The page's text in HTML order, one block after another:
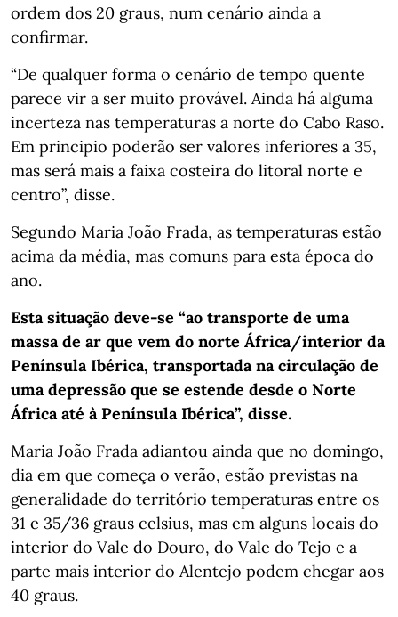
ordem dos 20 graus, num cenário ainda a
confirmar.
“De qualquer forma o cenário de tempo quente
parece vir a ser muito provável. Ainda há alguma
incerteza nas temperaturas a norte do Cabo Raso.
Em principio poderão ser valores inferiores a 35,
mas será mais a faixa costeira do litoral norte e
centro”, disse.
Segundo Maria João Frada, as temperaturas estão
acima da média, mas comuns para esta época do
ano.
Esta situação deve-se “ao transporte de uma
massa de ar que vem do norte África/interior da
Península Ibérica, transportada na circulação de
uma depressão que se estende desde o Norte
África até à Península Ibérica”, disse.
Maria João Frada adiantou ainda que no domingo,
dia em que começa o verão, estão previstas na
generalidade do território temperaturas entre os
31 e 35/36 graus celsius, mas em alguns locais do
interior do Vale do Douro, do Vale do Tejo e a
parte mais interior do Alentejo podem chegar aos
40 graus.